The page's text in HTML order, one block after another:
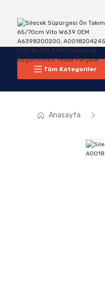
Tüm Kategoriler
Anasayfa